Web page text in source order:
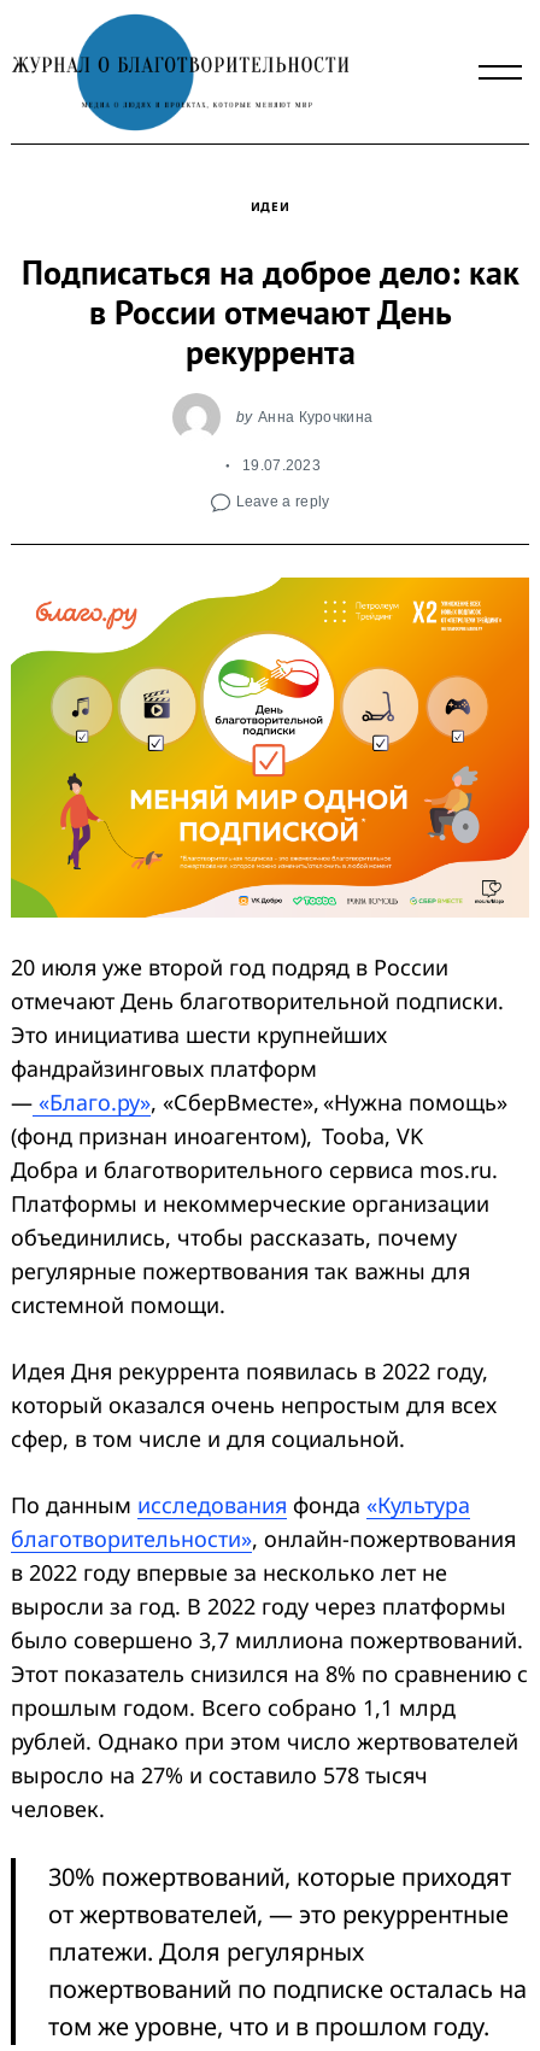
to
content
ИДЕИ
Подписаться на доброе дело: как
в России отмечают День
рекуррента
by Анна Курочкина
19.07.2023
Leave a reply
20 июля уже второй год подряд в России
отмечают День благотворительной подписки.
Это инициатива шести крупнейших
фандрайзинговых платформ
— «Благо.ру», «СберВместе», «Нужна помощь»
(фонд признан иноагентом), Tooba, VK
Добра и благотворительного сервиса mos.ru.
Платформы и некоммерческие организации
объединились, чтобы рассказать, почему
регулярные пожертвования так важны для
системной помощи.
Идея Дня рекуррента появилась в 2022 году,
который оказался очень непростым для всех
сфер, в том числе и для социальной.
По данным исследования фонда «Культура
благотворительности», онлайн-пожертвования
в 2022 году впервые за несколько лет не
выросли за год. В 2022 году через платформы
было совершено 3,7 миллиона пожертвований.
Этот показатель снизился на 8% по сравнению с
прошлым годом. Всего собрано 1,1 млрд
рублей. Однако при этом число жертвователей
выросло на 27% и составило 578 тысяч
человек.
30% пожертвований, которые приходят
от жертвователей, — это рекуррентные
платежи. Доля регулярных
пожертвований по подписке осталась на
том же уровне, что и в прошлом году.